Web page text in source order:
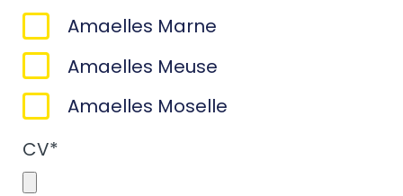
Amaelles Marne
Amaelles Meuse
Amaelles Moselle
CV*